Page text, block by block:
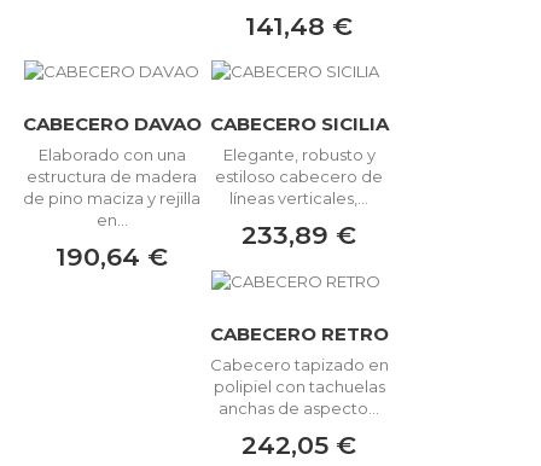
141,48 €
CABECERO DAVAO
Elaborado con una
estructura de madera
de pino maciza y rejilla
en...
190,64 €
CABECERO SICILIA
Elegante, robusto y
estiloso cabecero de
líneas verticales,...
233,89 €
CABECERO RETRO
Cabecero tapizado en
polipiel con tachuelas
anchas de aspecto...
242,05 €